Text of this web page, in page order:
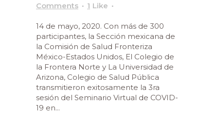
Comments
1 Like
14 de mayo, 2020. Con más de 300
participantes, la Sección mexicana de
la Comisión de Salud Fronteriza
México-Estados Unidos, El Colegio de
la Frontera Norte y La Universidad de
Arizona, Colegio de Salud Pública
transmitieron exitosamente la 3ra
sesión del Seminario Virtual de COVID-
19 en...